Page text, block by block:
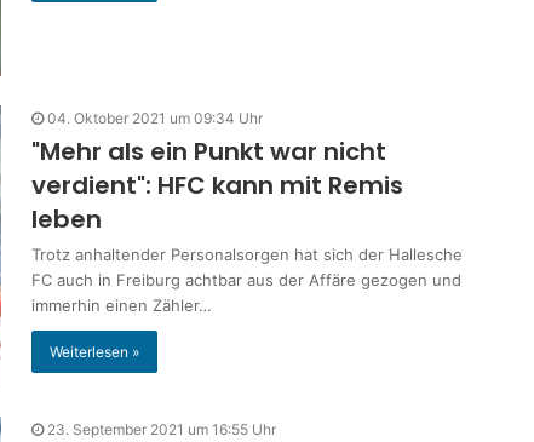
04. Oktober 2021 um 09:34 Uhr
"Mehr als ein Punkt war nicht
verdient": HFC kann mit Remis
leben
Trotz anhaltender Personalsorgen hat sich der Hallesche
FC auch in Freiburg achtbar aus der Affäre gezogen und
immerhin einen Zähler…
Weiterlesen »
23. September 2021 um 16:55 Uhr